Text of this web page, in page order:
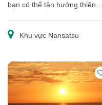
bạn có thể tận hưởng thiên
Khu vực Nansatsu